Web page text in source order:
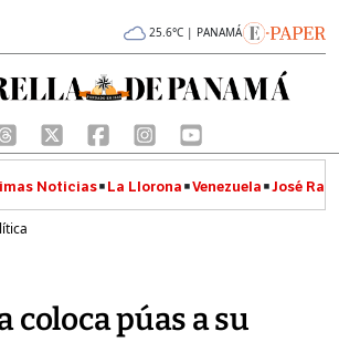
25.6°C | PANAMÁ
Noticias La Llorona Venezuela José
coloca púas a su